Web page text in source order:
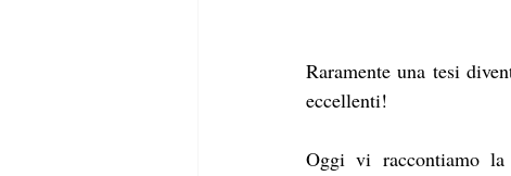
Raramente una tesi
eccellenti!
Oggi vi raccontiamo